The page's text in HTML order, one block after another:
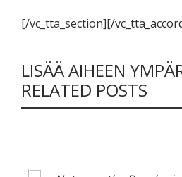
[/vc_tta_section][/
LISÄÄ AIHEEN
RELATED POSTS